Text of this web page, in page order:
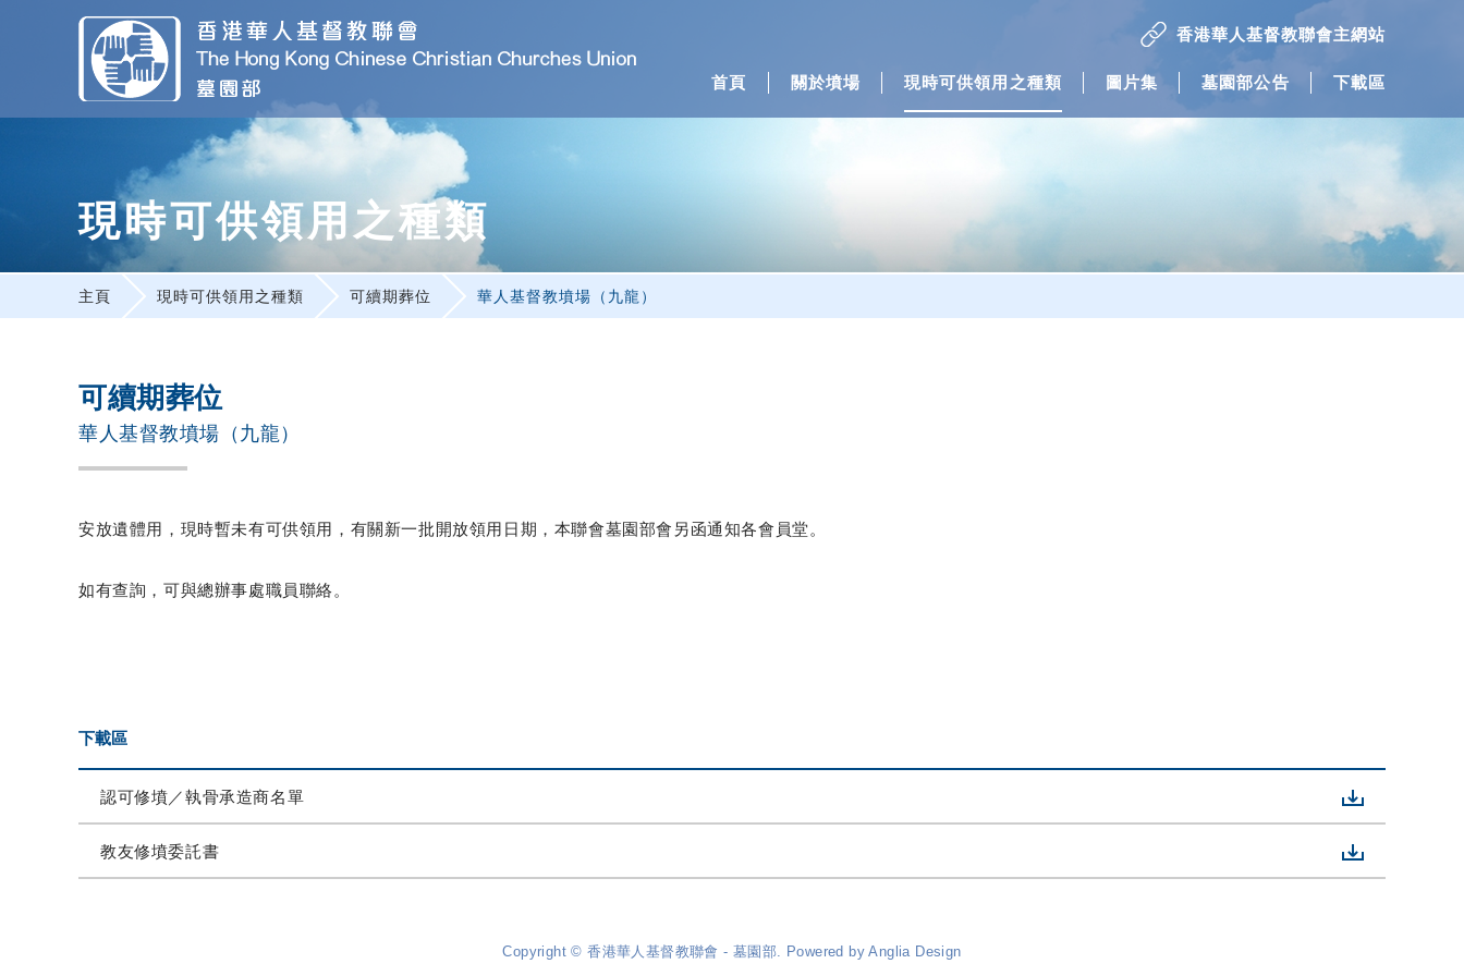
香港華人基督教聯會主網站
首頁 關於墳場 現時可供領用之種類 圖片集 墓園部公告 下載區
現時可供領用之種類
主頁 現時可供領用之種類 可續期葬位 華人基督教墳場（九龍）
可續期葬位
華人基督教墳場（九龍）
安放遺體用， 現時暫未有可供領用，有關新一批開放領用日期，本聯會墓園部會另函通知各會員堂。
如有查詢，可與總辦事處職員聯絡。
下載區
認可修墳／執骨承造商名單
教友修墳委託書
Copyright © 香港華人基督教聯會 - 墓園部. Powered byAnglia Design